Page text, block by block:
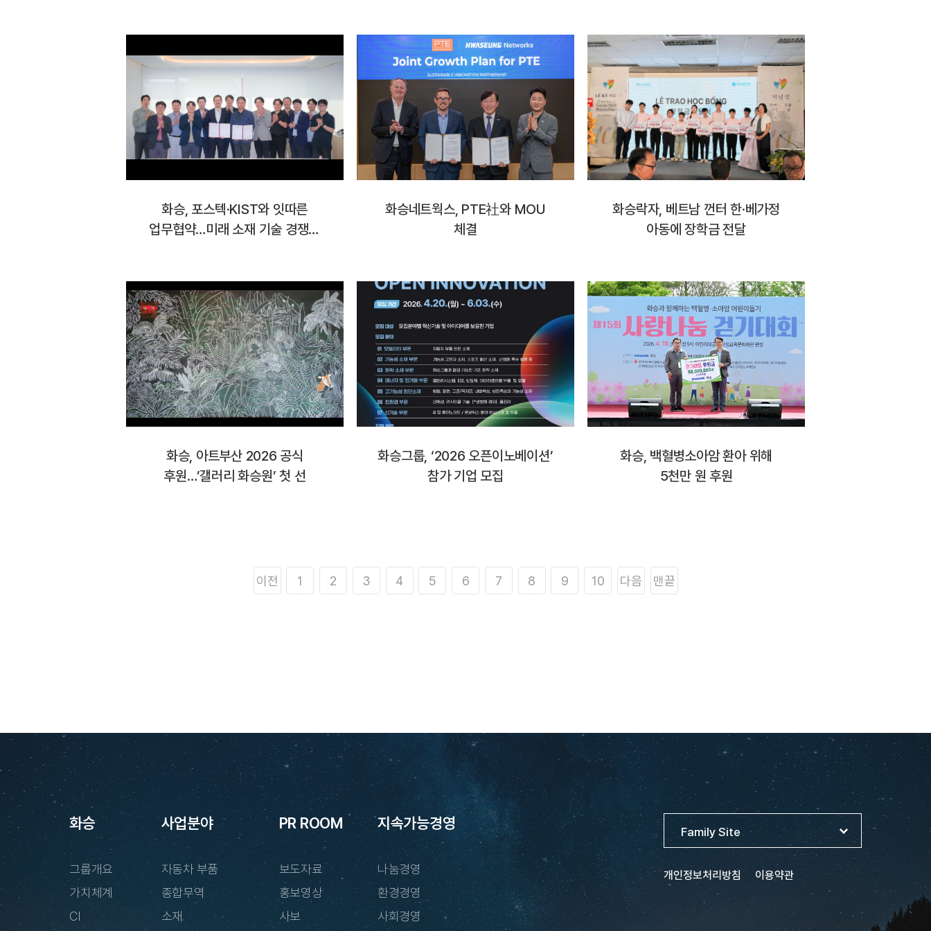
화승, 포스텍·KIST와 잇따른
업무협약…미래 소재 기술 경쟁력
화승네트웍스, PTE社와 MOU
체결
화승락자, 베트남 껀터 한·베가정
아동에 장학금 전달
화승, 아트부산 2026 공식
후원…’갤러리 화승원’ 첫 선
화승그룹, ‘2026 오픈이노베이션’
참가 기업 모집
화승, 백혈병소아암 환아 위해
5천만 원 후원
이전 1 2 3 4 5 6 7 8 9 10 다음 맨끝
화승
그룹개요
가치체계
CI
사업분야
자동차 부품
종합무역
소재
PR ROOM
보도자료
홍보영상
사보
지속가능경영
나눔경영
환경경영
사회경영
개인정보처리방침 이용약관